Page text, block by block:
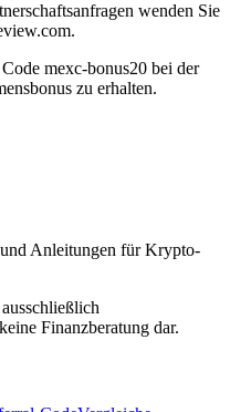
wenden Sie
.
mexc-bonus20 bei der
zu erhalten.
Anleitungen für Krypto-
Finanzberatung dar.